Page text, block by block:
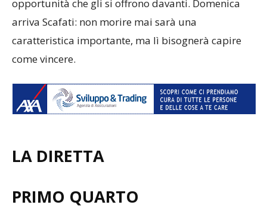
opportunità che gli si offrono davanti. Domenica
arriva Scafati: non morire mai sarà una
caratteristica importante, ma lì bisognerà capire
come vincere.
LA DIRETTA
PRIMO QUARTO